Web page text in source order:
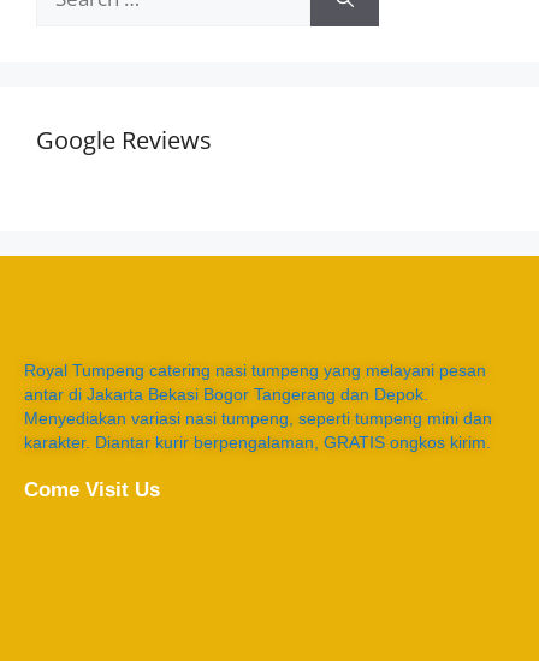
Google Reviews
Royal Tumpeng catering nasi tumpeng yang melayani pesan
antar di Jakarta Bekasi Bogor Tangerang dan Depok.
Menyediakan variasi nasi tumpeng, seperti tumpeng mini dan
karakter. Diantar kurir berpengalaman, GRATIS ongkos kirim.
Come Visit Us